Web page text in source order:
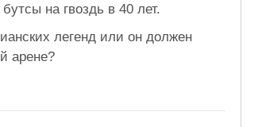
на гвоздь в 40 лет.
легенд или он должен
арене?